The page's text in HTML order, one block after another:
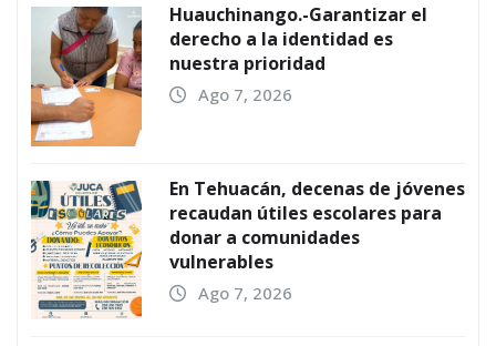
Huauchinango.-Garantizar el
derecho a la identidad es
nuestra prioridad
Ago 7, 2026
En Tehuacán, decenas de jóvenes
recaudan útiles escolares para
donar a comunidades
vulnerables
Ago 7, 2026